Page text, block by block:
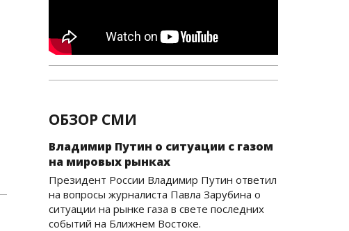
ОБЗОР СМИ
Владимир Путин о ситуации с газом
на мировых рынках
Президент России Владимир Путин ответил
на вопросы журналиста Павла Зарубина о
ситуации на рынке газа в свете последних
событий на Ближнем Востоке.